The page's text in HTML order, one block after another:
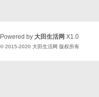
Powered by 大田生活网 X1.0
© 2015-2020 大田生活网 版权所有